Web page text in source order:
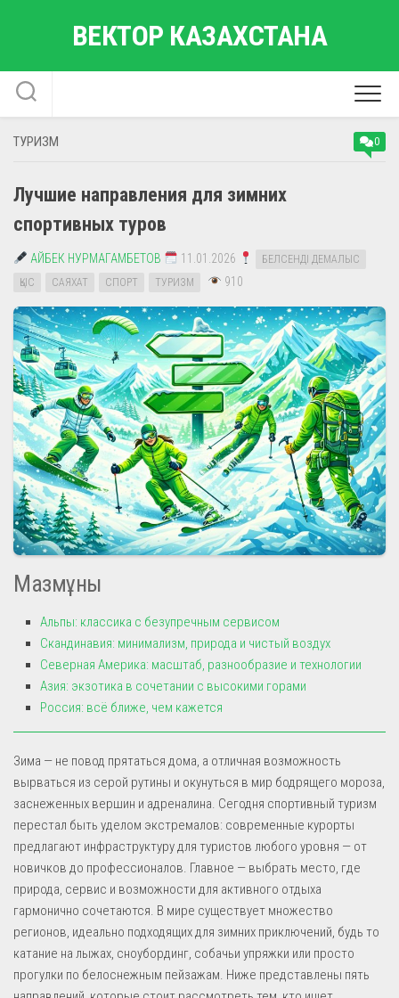
ВЕКТОР КАЗАХСТАНА
ТУРИЗМ 0
Лучшие направления для зимних
спортивных туров
АЙБЕК НУРМАГАМБЕТОВ 11.01.2026
БЕЛСЕНДІ ДЕМАЛЫС
ҚЫС
САЯХАТ СПОРТ ТУРИЗМ 910
Мазмұны
Альпы: классика с безупречным сервисом
Скандинавия: минимализм, природа и чистый воздух
Северная Америка: масштаб, разнообразие и технологии
Азия: экзотика в сочетании с высокими горами
Россия: всё ближе, чем кажется
Зима — не повод прятаться дома, а отличная возможность
вырваться из серой рутины и окунуться в мир бодрящего мороза,
заснеженных вершин и адреналина. Сегодня спортивный туризм
перестал быть уделом экстремалов: современные курорты
предлагают инфраструктуру для туристов любого уровня — от
новичков до профессионалов. Главное — выбрать место, где
природа, сервис и возможности для активного отдыха
гармонично сочетаются. В мире существует множество
регионов, идеально подходящих для зимних приключений, будь то
катание на лыжах, сноубординг, собачьи упряжки или просто
прогулки по белоснежным пейзажам. Ниже представлены пять